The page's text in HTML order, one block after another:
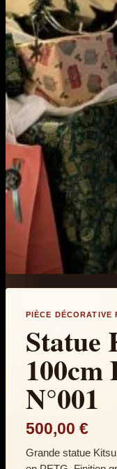
PIÈCE DÉCORATIVE
Statue
100cm
N°001
500,00 €
Grande statue